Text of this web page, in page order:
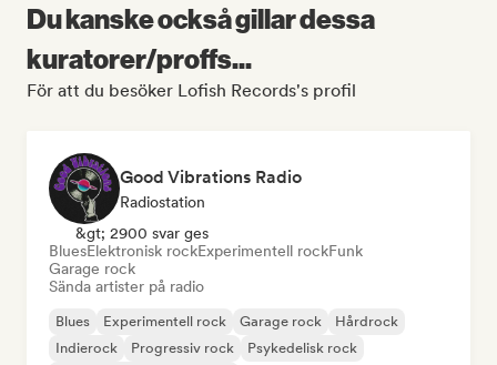
Du kanske också gillar dessa
kuratorer/proffs...
För att du besöker Lofish Records's profil
Good Vibrations Radio
Radiostation
&gt; 2900 svar ges
BluesElektronisk rockExperimentell rockFunk
Garage rock
Sända artister på radio
Blues Experimentell rock Garage rock
Hårdrock
Indierock
Progressiv rock
Psykedelisk rock